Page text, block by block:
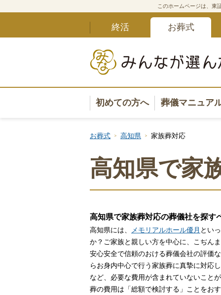
このホームページは、東
終活 お葬式
初めての方へ 葬儀マニュア
葬儀マニュ
葬儀安心サ
葬儀の準備
家族葬とは
葬儀費用の
お葬式 高知県 家族葬対応
高知県で家
高知県で家族葬対応の葬儀社を探す
高知県には、 メモリアルホール優月 とい
か？ご家族と親しい方を中心に、こぢん
安心安全で信頼のおける葬儀会社の評価
らお身内中心で行う家族葬に真摯に対応
など、必要な費用が含まれていないこと
葬の費用は「総額で検討する」ことをお